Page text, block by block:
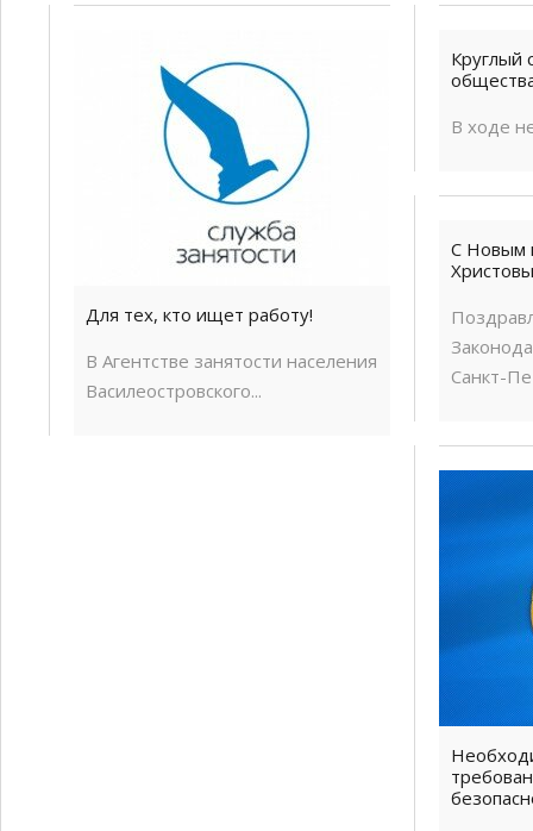
Для тех, кто ищет работу!
В Агентстве занятости населения
Василеостровского...
Круглый
В ходе
С Новым
Санкт-